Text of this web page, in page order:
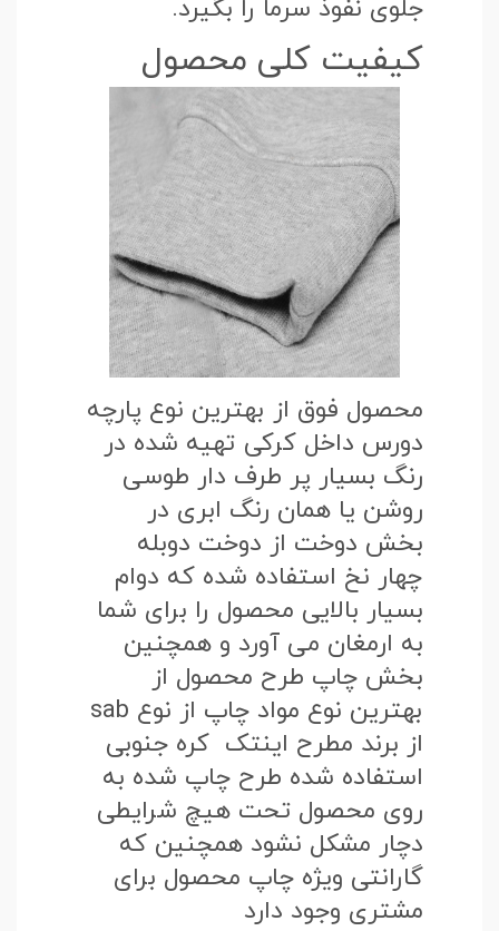
جلوی نفوذ سرما را بگیرد.
کیفیت کلی محصول
محصول فوق از بهترین نوع پارچه
دورس داخل کرکی تهیه شده در
رنگ بسیار پر طرف دار طوسی
روشن یا همان رنگ ابری در
بخش دوخت از دوخت دوبله
چهار نخ استفاده شده که دوام
بسیار بالایی محصول را برای شما
به ارمغان می آورد و همچنین
بخش چاپ طرح محصول از
بهترین نوع مواد چاپ از نوع sab
از برند مطرح اینتک کره جنوبی
استفاده شده طرح چاپ شده به
روی محصول تحت هیچ شرایطی
دچار مشکل نشود همچنین که
گارانتی ویژه چاپ محصول برای
مشتری وجود دارد